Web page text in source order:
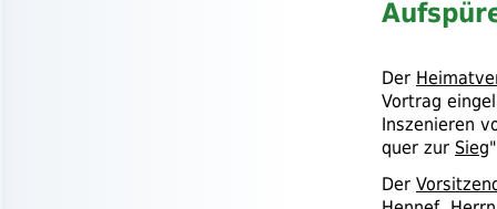
Der
Vortrag
Inszenieren
quer zur Sieg
Der